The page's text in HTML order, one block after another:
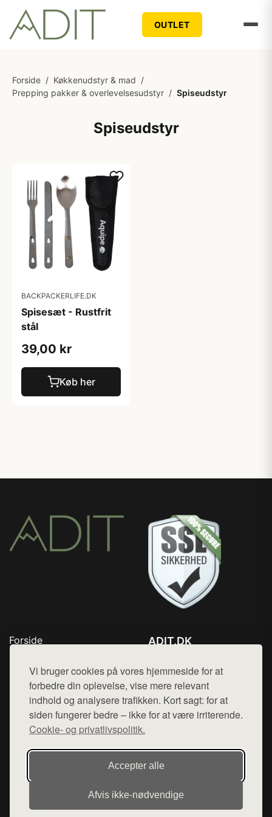
Vi bruger cookies på vores hjemmeside for at
forbedre din oplevelse, vise mere relevant
indhold og analysere trafikken. Kort sagt: for at
siden fungerer bedre – ikke for at være irriterende.
Cookie- og privatlivspolitik.
Accepter alle
Afvis ikke‑nødvendige
OUTLET
Forside / Køkkenudstyr & mad /
Prepping pakker & overlevelsesudstyr / Spiseudstyr
Spiseudstyr
BACKPACKERLIFE.DK
Spisesæt - Rustfrit
stål
39,00 kr
Køb her
Forside
Top Rabatter
Blog
Kontakt
ADIT.DK
Mail: hej@want.dk
Cookie- og privatlivspolitik
Denne side er en del af want.dk, der udgiver en række
hjemmesider med præsentation af forskellige produkter fra
diverse webshops. Der sælges ikke varer fra denne side - vi
henviser til de shops, som sælger varen. Vi har heller ikke